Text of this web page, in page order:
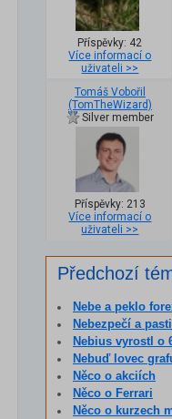
Příspěvky: 42
Více informací o
uživateli >>
Tomáš Vobořil
(TomTheWizard)
Silver member
Příspěvky: 213
Více informací o
uživateli >>
Předchozí
Nebe a peklo
Nebezpečí a
Nebius vyrostl o
Nebuď lovec
Něco o akciích
Něco o Ferrari
Něco o kurzech